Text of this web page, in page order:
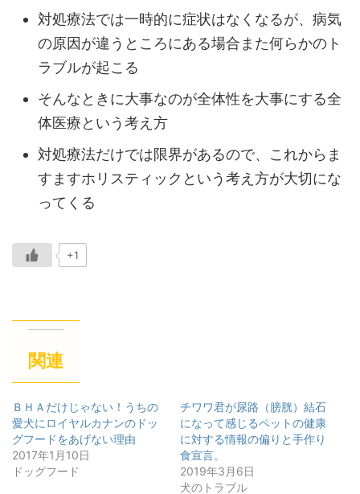
対処療法では一時的に症状はなくなるが、病気
の原因が違うところにある場合また何らかのト
ラブルが起こる
そんなときに大事なのが全体性を大事にする全
体医療という考え方
対処療法だけでは限界があるので、これからま
すますホリスティックという考え方が大切にな
ってくる
+1
関連
ＢＨＡだけじゃない！うちの
愛犬にロイヤルカナンのドッ
グフードをあげない理由
2017年1月10日
ドッグフード
チワワ君が尿路（膀胱）結石
になって感じるペットの健康
に対する情報の偏りと手作り
食宣言。
2019年3月6日
犬のトラブル